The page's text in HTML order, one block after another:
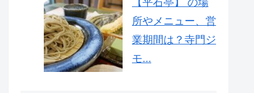
所やメニュー、営
業期間は？寺門ジ
モ...